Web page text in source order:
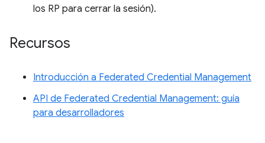
los RP para cerrar la sesión).
Recursos
Introducción a Federated Credential Management
API de Federated Credential Management: guía
para desarrolladores